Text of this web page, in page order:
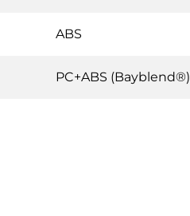
ABS
PC+ABS (Bayblend®)